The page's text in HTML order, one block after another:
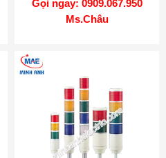
Gọi ngay: 0909.067.950
Ms.Châu